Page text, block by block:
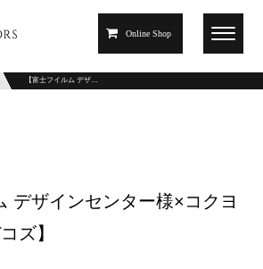
Online Shop
【富士フイルム デザ…
デザインセンター様×コクヨ
ズ】